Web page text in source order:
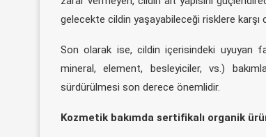
gelecekte cildin yaşayabileceği risklere karşı
Son olarak ise, cildin içerisindeki uyuyan
mineral, element, besleyiciler, vs.)
sürdürülmesi son derece önemlidir.
Kozmetik bakımda sertifikalı organik